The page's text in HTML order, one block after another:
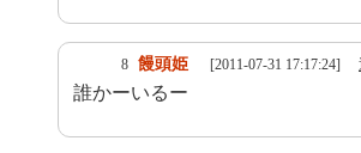
8 饅頭姫 [2011-07-31 17:17:24]
誰かーいるー